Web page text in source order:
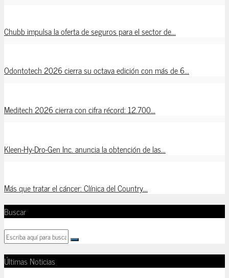
Chubb impulsa la oferta de seguros para el sector de...
Odontotech 2026 cierra su octava edición con más de 6...
Meditech 2026 cierra con cifra récord: 12.700...
Kleen-Hy-Dro-Gen Inc. anuncia la obtención de las...
Más que tratar el cáncer: Clínica del Country...
Buscar
Últimas Noticias